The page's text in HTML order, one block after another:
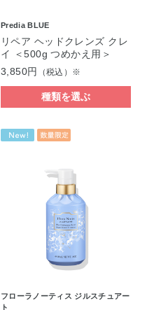
Predia BLUE
リペア ヘッドクレンズ クレ
イ ＜500g つめかえ用＞
3,850円
（税込）※
種類を選ぶ
フローラノーティス ジルスチュアー
ト